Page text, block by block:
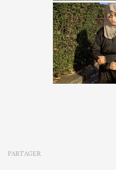
PARTAGER